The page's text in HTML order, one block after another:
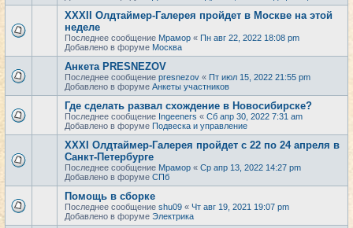
XXXII Олдтаймер-Галерея пройдет в Москве на этой
неделе
Последнее сообщение Мрамор « Пн авг 22, 2022 18:08 pm
Добавлено в форуме Москва
Анкета PRESNEZOV
Последнее сообщение presnezov « Пт июл 15, 2022 21:55 pm
Добавлено в форуме Анкеты участников
Где сделать развал схождение в Новосибирске?
Последнее сообщение Ingeeners « Сб апр 30, 2022 7:31 am
Добавлено в форуме Подвеска и управление
XXXI Олдтаймер-Галерея пройдет с 22 по 24 апреля в
Санкт-Петербурге
Последнее сообщение Мрамор « Ср апр 13, 2022 14:27 pm
Добавлено в форуме СПб
Помощь в сборке
Последнее сообщение shu09 « Чт авг 19, 2021 19:07 pm
Добавлено в форуме Электрика